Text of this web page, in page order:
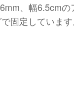
、幅6.5cmの
固定していま